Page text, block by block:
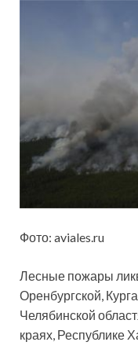
Фото: aviales.ru
Лесные пожары
Оренбургской,
Челябинской
краях, Республике